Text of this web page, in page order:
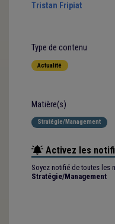
Tristan Fripiat
Type de contenu
Actualité
Matière(s)
Stratégie/Management
Activez les
Soyez notifié de toutes les
Stratégie/Management